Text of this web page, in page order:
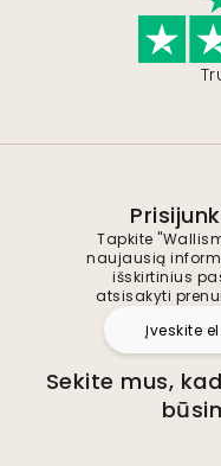
Tapkite
naujausią
išskirtinius
atsisakyti
Sekite mus,